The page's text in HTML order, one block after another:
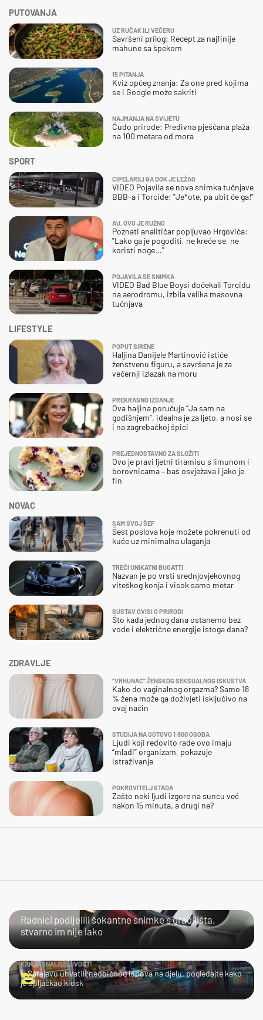
ZDRAVLJE
"VRHUNAC" ŽENSKOG SEKSUALNOG ISKUSTVA
Kako do vaginalnog orgazma? Samo 18
% žena može ga doživjeti isključivo na
ovaj način
STUDIJA NA GOTOVO 1.900 OSOBA
Ljudi koji redovito rade ovo imaju
“mlađi” organizam, pokazuje
istraživanje
POKROVITELJ STADA
Zašto neki ljudi izgore na suncu već
nakon 15 minuta, a drugi ne?
SPORT
CIPELARILI GA DOK JE LEŽAO
VIDEO Pojavila se nova snimka tučnjave
BBB-a i Torcide: "Je*ote, pa ubit će ga!"
AU, OVO JE RUŽNO
Poznati analitičar popljuvao Hrgovića:
"Lako ga je pogoditi, ne kreće se, ne
koristi noge..."
POJAVILA SE SNIMKA
VIDEO Bad Blue Boysi dočekali Torcidu
na aerodromu, izbila velika masovna
tučnjava
PUTOVANJA
UZ RUČAK ILI VEČERU
Savršeni prilog: Recept za najfinije
mahune sa špekom
15 PITANJA
Kviz općeg znanja: Za one pred kojima
se i Google može sakriti
NAJMANJA NA SVIJETU
Čudo prirode: Predivna pješčana plaža
na 100 metara od mora
NOVAC
SAM SVOJ ŠEF
Šest poslova koje možete pokrenuti od
kuće uz minimalna ulaganja
TREĆI UNIKATNI BUGATTI
Nazvan je po vrsti srednjovjekovnog
viteškog konja i visok samo metar
SUSTAV OVISI O PRIRODI
Što kada jednog dana ostanemo bez
vode i električne energije istoga dana?
LIFESTYLE
POPUT SIRENE
Haljina Danijele Martinović ističe
ženstvenu figuru, a savršena je za
večernji izlazak na moru
PREKRASNO IZDANJE
Ova haljina poručuje “Ja sam na
godišnjem”, idealna je za ljeto, a nosi se
i na zagrebačkoj špici
PREJEDNOSTAVNO ZA SLOŽITI
Ovo je pravi ljetni tiramisu s limunom i
borovnicama – baš osvježava i jako je
fin
Radnici podijelili šokantne snimke s gradilišta,
stvarno im nije lako
KAKVA SNALAŽLJIVOST!
U Sarajevu uhvatili neobičnog lopova na djelu, pogledajte kako
je opljačkao kiosk